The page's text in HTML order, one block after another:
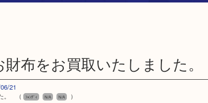
財布をお買取いたしました。
21
。 （ ﾌｪﾝﾃﾞｨ N/A N/A
）